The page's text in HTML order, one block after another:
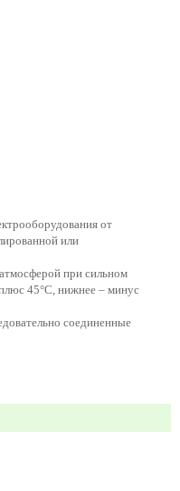
от
или
при сильном
45°С, нижнее – минус
соединенные